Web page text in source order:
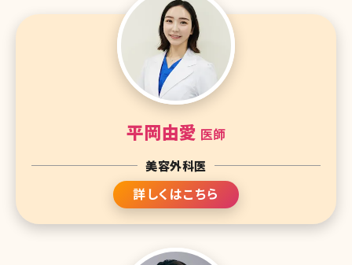
平岡由愛 医師
美容外科医
詳しくはこちら